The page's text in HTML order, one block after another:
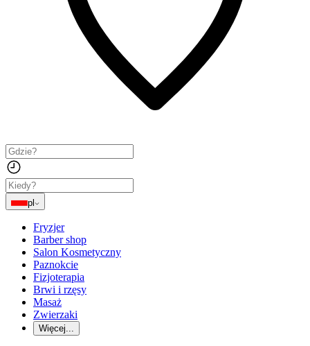
pl
Fryzjer
Barber shop
Salon Kosmetyczny
Paznokcie
Fizjoterapia
Brwi i rzęsy
Masaż
Zwierzaki
Więcej...